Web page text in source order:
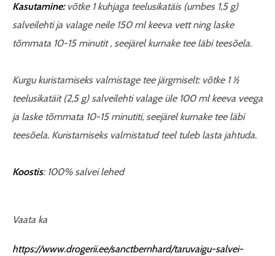
Kasutamine: võtke 1 kuhjaga teelusikatäis (umbes 1,5 g)
salveilehti ja valage neile 150 ml keeva vett ning laske
tõmmata 10-15 minutit , seejärel kurnake tee läbi teesõela.
Kurgu kuristamiseks valmistage tee järgmiselt: võtke 1 1⁄2
teelusikatäit (2,5 g) salveilehti valage üle 100 ml keeva veega
ja laske tõmmata 10-15 minutiti, seejärel kurnake tee läbi
teesõela. Kuristamiseks valmistatud teel tuleb lasta jahtuda.
Koostis: 100% salvei lehed
Vaata ka
https://www.drogerii.ee/sanctbernhard/taruvaigu-salvei-